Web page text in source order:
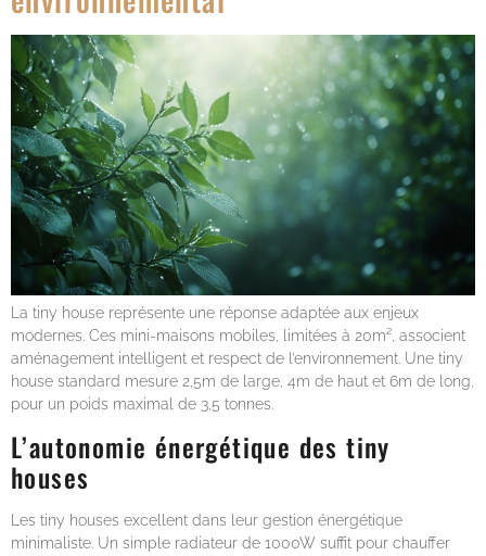
La tiny house représente une réponse adaptée aux enjeux
modernes. Ces mini-maisons mobiles, limitées à 20m², associent
aménagement intelligent et respect de l’environnement. Une tiny
house standard mesure 2,5m de large, 4m de haut et 6m de long,
pour un poids maximal de 3,5 tonnes.
L’autonomie énergétique des tiny
houses
Les tiny houses excellent dans leur gestion énergétique
minimaliste. Un simple radiateur de 1000W suffit pour chauffer